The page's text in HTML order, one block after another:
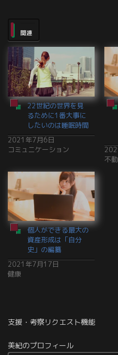
関連
22世紀の世界を見
るために1番大事に
したいのは睡眠時間
2021年7月6日
コミュニケーション
不
個人ができる最大の
資産形成は「自分
史」の編纂
2021年7月17日
健康
支援・考察リクエスト機能
美紀のプロフィール